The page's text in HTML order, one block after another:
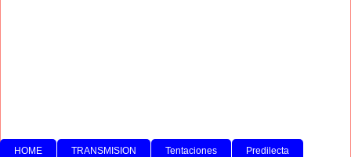
HOME TRANSMISION Tentaciones Predilecta